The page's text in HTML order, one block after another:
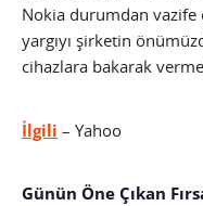
Nokia durumdan vazife
yargıyı şirketin
cihazlara bakarak
İlgili – Yahoo
Günün Öne Çıkan